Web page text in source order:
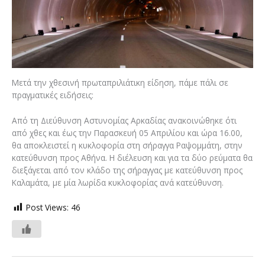
Μετά την χθεσινή πρωταπριλιάτικη είδηση, πάμε πάλι σε
πραγματικές ειδήσεις:
Από τη Διεύθυνση Αστυνομίας Αρκαδίας ανακοινώθηκε ότι
από χθες και έως την Παρασκευή 05 Απριλίου και ώρα 16.00,
θα αποκλειστεί η κυκλοφορία στη σήραγγα Ραψομμάτη, στην
κατεύθυνση προς Αθήνα. Η διέλευση και για τα δύο ρεύματα θα
διεξάγεται από τον κλάδο της σήραγγας με κατεύθυνση προς
Καλαμάτα, με μία λωρίδα κυκλοφορίας ανά κατεύθυνση.
Post Views: 46